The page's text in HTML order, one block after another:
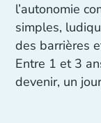
l’autonomie
simples,
des barrières
Entre 1 et 3
devenir, un